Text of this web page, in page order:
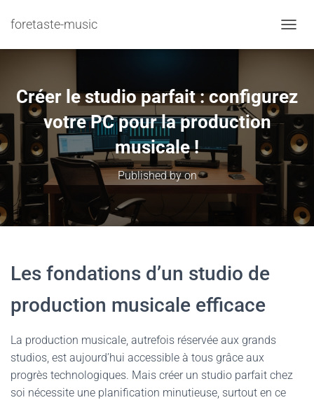
foretaste-music
Créer le studio parfait : configurez
votre PC pour la production
musicale !
Published byon
Les fondations d’un studio de
production musicale efficace
La production musicale, autrefois réservée aux grands
studios, est aujourd’hui accessible à tous grâce aux
progrès technologiques. Mais créer un studio parfait chez
soi nécessite une planification minutieuse, surtout en ce